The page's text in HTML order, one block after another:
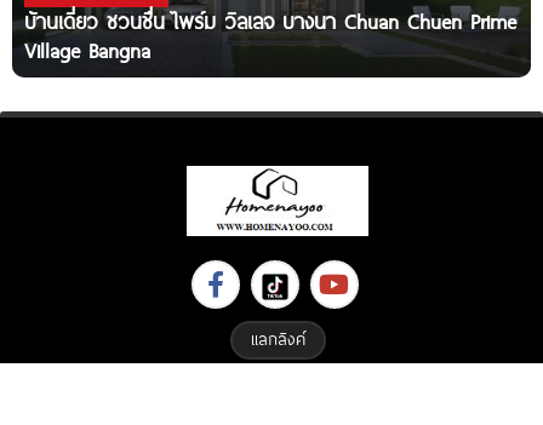
บ้านเดี่ยว ชวนชื่น ไพร์ม วิลเลจ บางนา Chuan Chuen Prime
Village Bangna
แลกลิงค์